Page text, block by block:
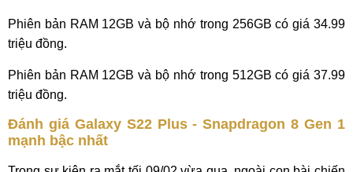
Phiên bản RAM 12GB và bộ nhớ trong 256GB có giá 34.99
triệu đồng.
Phiên bản RAM 12GB và bộ nhớ trong 512GB có giá 37.99
triệu đồng.
Đánh giá Galaxy S22 Plus - Snapdragon 8 Gen 1
mạnh bậc nhất